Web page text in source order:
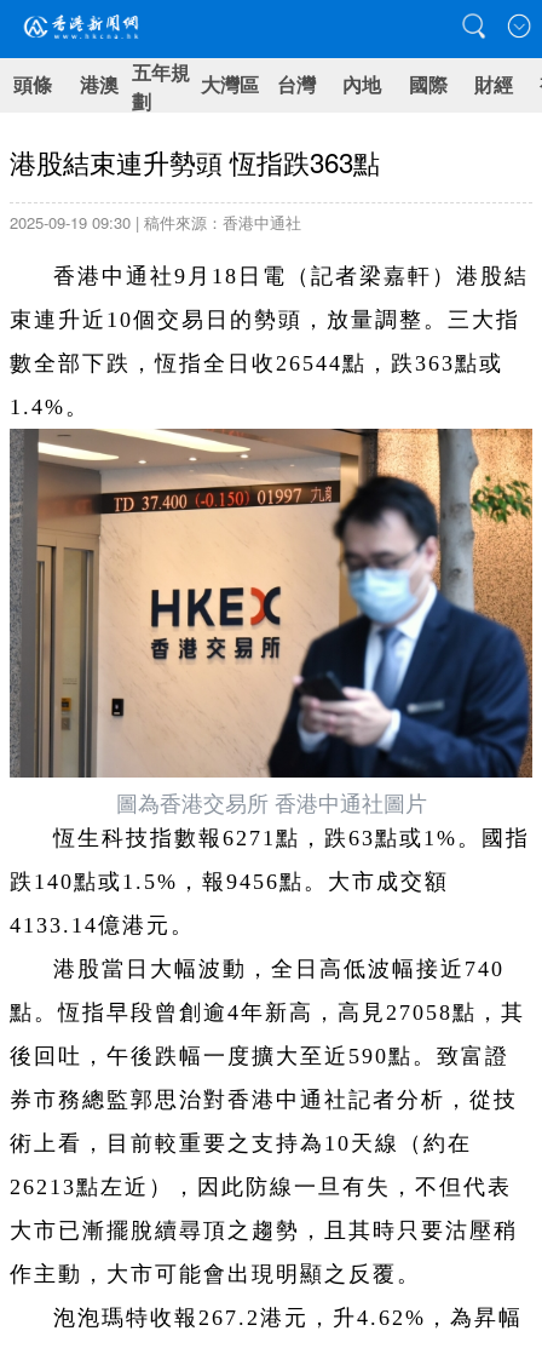
頭條 港澳 五年規
劃
大灣區 台灣 內地 國際 財經
港股結束連升勢頭 恆指跌363點
2025-09-19 09:30 | 稿件來源：香港中通社
香港中通社9月18日電（記者梁嘉軒）港股結
束連升近10個交易日的勢頭，放量調整。三大指
數全部下跌，恆指全日收26544點，跌363點或
1.4%。
圖為香港交易所 香港中通社圖片
恆生科技指數報6271點，跌63點或1%。國指
跌140點或1.5%，報9456點。大市成交額
4133.14億港元。
港股當日大幅波動，全日高低波幅接近740
點。恆指早段曾創逾4年新高，高見27058點，其
後回吐，午後跌幅一度擴大至近590點。致富證
券市務總監郭思治對香港中通社記者分析，從技
術上看，目前較重要之支持為10天線（約在
26213點左近），因此防線一旦有失，不但代表
大市已漸擺脫續尋頂之趨勢，且其時只要沽壓稍
作主動，大市可能會出現明顯之反覆。
泡泡瑪特收報267.2港元，升4.62%，為昇幅